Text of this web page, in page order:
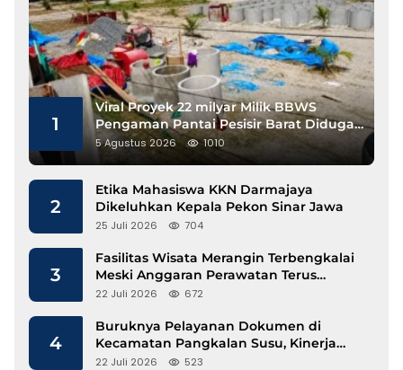
1
Viral Proyek 22 milyar Milik BBWS
Pengaman Pantai Pesisir Barat Diduga
Gunakan Besi Banci
5 Agustus 2026 1010
2
Etika Mahasiswa KKN Darmajaya
Dikeluhkan Kepala Pekon Sinar Jawa
25 Juli 2026 704
3
Fasilitas Wisata Merangin Terbengkalai
Meski Anggaran Perawatan Terus
Mengalir
22 Juli 2026 672
4
Buruknya Pelayanan Dokumen di
Kecamatan Pangkalan Susu, Kinerja
Disdukcapil Langkat Disorot
22 Juli 2026 523